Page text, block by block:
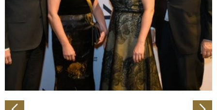
Wir verwenden Cookies, um Inhalte und Anzeigen zu
personalisieren, Funktionen für soziale Medien anbieten
zu können und die Zugriffe auf unsere Website zu
analysieren. Außerdem geben wir Informationen zu Ihrer
Verwendung unserer Website an unsere Partner für
soziale Medien, Werbung und Analysen weiter. Unsere
Partner führen diese Informationen möglicherweise mit
haben oder die sie im Rahmen Ihrer Nutzung der Dienste